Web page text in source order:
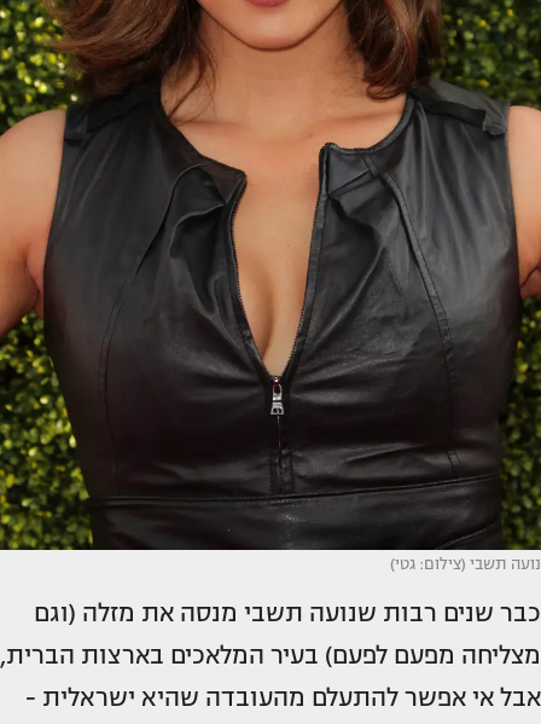
נועה תשבי (צילום: גטי)
כבר שנים רבות שנועה תשבי מנסה את מזלה (וגם
מצליחה מפעם לפעם) בעיר המלאכים בארצות הברית,
אבל אי אפשר להתעלם מהעובדה שהיא ישראלית -